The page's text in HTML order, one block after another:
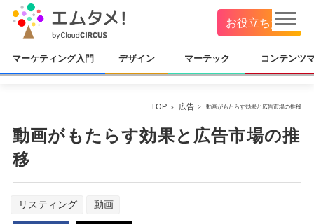
お役立ち資料
マーケティング入門 デザイン マーテック コンテンツ
TOP 広告 動画がもたらす効果と広告市場の推移
動画がもたらす効果と広告市場の推
移
リスティング 動画